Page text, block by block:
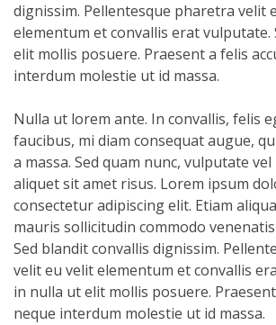
dignissim. Pellentesque pharetra velit
elementum et convallis erat vulputate.
elit mollis posuere. Praesent a felis
interdum molestie ut id massa.
Nulla ut lorem ante. In convallis, felis
faucibus, mi diam consequat augue,
a massa. Sed quam nunc, vulputate
aliquet sit amet risus. Lorem ipsum
consectetur adipiscing elit. Etiam
mauris sollicitudin commodo
Sed blandit convallis dignissim.
velit eu velit elementum et convallis
in nulla ut elit mollis posuere.
neque interdum molestie ut id massa.